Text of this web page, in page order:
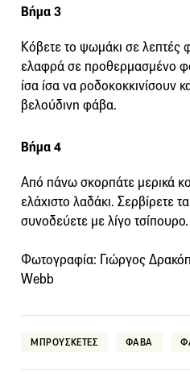
Βήμα 3
Κόβετε το ψωμάκι σε λεπτές
ελαφρά σε προθερμασμένο
ίσα ίσα να ροδοκοκκινίσουν
βελούδινη φάβα.
Βήμα 4
Από πάνω σκορπάτε μερικά
ελάχιστο λαδάκι. Σερβίρετε
συνοδεύετε με λίγο τσίπουρο.
Φωτογραφία: Γιώργος
Webb
ΜΠΡΟΥΣΚΕΤΕΣ ΦΑΒΑ